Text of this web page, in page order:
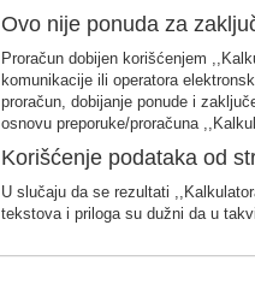
Ovo nije ponuda za
Proračun dobijen korišćenjem
komunikacije ili operatora
proračun, dobijanje ponude i
osnovu preporuke/proračuna
Korišćenje podataka od
U slučaju da se rezultati
tekstova i priloga su dužni da u